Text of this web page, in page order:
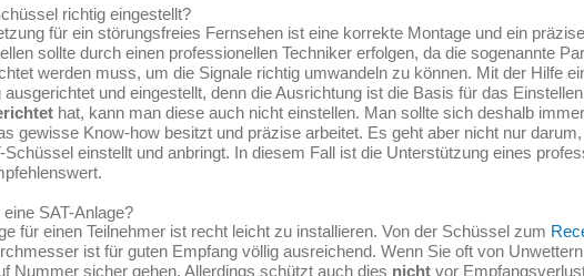
richtig eingestellt?
für ein störungsfreies Fernsehen ist eine korrekte Montage und ein
sollte durch einen professionellen Techniker erfolgen, da die sogenannte
werden muss, um die Signale richtig umwandeln zu können. Mit der Hilfe
ausgerichtet und eingestellt, denn die Ausrichtung ist die Basis für das
hat, kann man diese auch nicht einstellen. Man sollte sich deshalb
gewisse Know-how besitzt und präzise arbeitet. Es geht aber nicht nur
Schüssel einstellt und anbringt. In diesem Fall ist die Unterstützung eines
SAT-Anlage?
für einen Teilnehmer ist recht leicht zu installieren. Von der Schüssel zum
ist für guten Empfang völlig ausreichend. Wenn Sie oft von
Nummer sicher gehen. Allerdings schützt auch dies nicht vor